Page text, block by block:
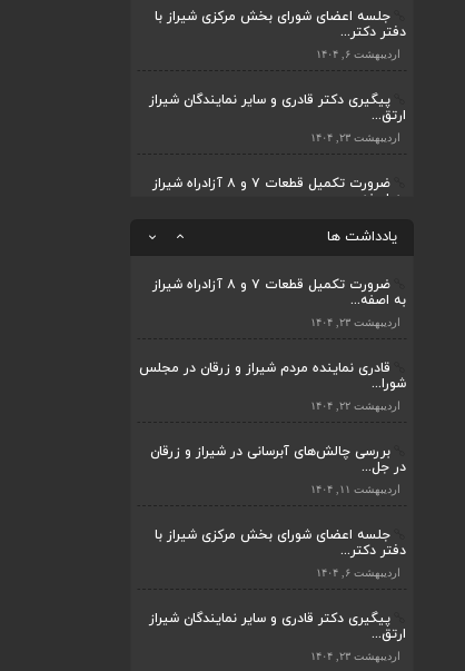
اردیبهشت ۶, ۱۴۰۴
پیگیری دکتر قادری و سایر نمایندگان شیراز
اردیبهشت ۲۳, ۱۴۰۴
اردیبهشت ۲۳, ۱۴۰۴
قادری نماینده مردم شیراز و زرقان در مجلس
شورا...
در جل...
یادداشت ها
بررسی چالش‌های آبرسانی در شیراز و زرقان
در جل...
اردیبهشت ۱۱, ۱۴۰۴
جلسه اعضای شورای بخش مرکزی شیراز با
دفتر دکتر...
اردیبهشت ۶, ۱۴۰۴
پیگیری دکتر قادری و سایر نمایندگان شیراز
ارتق...
ضرورت تکمیل قطعات ۷ و ۸ آزادراه شیراز
به اصفه...
اردیبهشت ۲۳, ۱۴۰۴
شورا...
اردیبهشت ۲۲, ۱۴۰۴
اردیبهشت ۱۱, ۱۴۰۴
دفتر دکتر...
اردیبهشت ۶, ۱۴۰۴
ارتق...
اردیبهشت ۲۳, ۱۴۰۴